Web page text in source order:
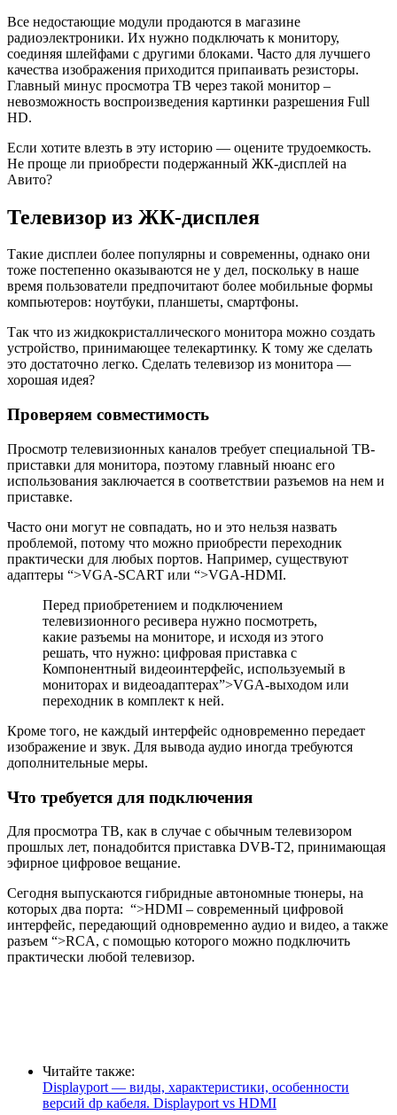
Все недостающие модули продаются в магазине
радиоэлектроники. Их нужно подключать к монитору,
соединяя шлейфами с другими блоками. Часто для лучшего
качества изображения приходится припаивать резисторы.
Главный минус просмотра ТВ через такой монитор –
невозможность воспроизведения картинки разрешения Full
HD.
Если хотите влезть в эту историю — оцените трудоемкость.
Не проще ли приобрести подержанный ЖК-дисплей на
Авито?
Телевизор из ЖК-дисплея
Такие дисплеи более популярны и современны, однако они
тоже постепенно оказываются не у дел, поскольку в наше
время пользователи предпочитают более мобильные формы
компьютеров: ноутбуки, планшеты, смартфоны.
Так что из жидкокристаллического монитора можно создать
устройство, принимающее телекартинку. К тому же сделать
это достаточно легко. Сделать телевизор из монитора —
хорошая идея?
Проверяем совместимость
Просмотр телевизионных каналов требует специальной ТВ-
приставки для монитора, поэтому главный нюанс его
использования заключается в соответствии разъемов на нем и
приставке.
Часто они могут не совпадать, но и это нельзя назвать
проблемой, потому что можно приобрести переходник
практически для любых портов. Например, существуют
адаптеры “>VGA-SCART или “>VGA-HDMI.
Перед приобретением и подключением
телевизионного ресивера нужно посмотреть,
какие разъемы на мониторе, и исходя из этого
решать, что нужно: цифровая приставка с
Компонентный видеоинтерфейс, используемый в
мониторах и видеоадаптерах”>VGA-выходом или
переходник в комплект к ней.
Кроме того, не каждый интерфейс одновременно передает
изображение и звук. Для вывода аудио иногда требуются
дополнительные меры.
Что требуется для подключения
Для просмотра ТВ, как в случае с обычным телевизором
прошлых лет, понадобится приставка DVB-T2, принимающая
эфирное цифровое вещание.
Сегодня выпускаются гибридные автономные тюнеры, на
которых два порта: “>HDMI – современный цифровой
интерфейс, передающий одновременно аудио и видео, а также
разъем “>RCA, с помощью которого можно подключить
практически любой телевизор.
Читайте также:
Displayport — виды, характеристики, особенности
версий dp кабеля. Displayport vs HDMI